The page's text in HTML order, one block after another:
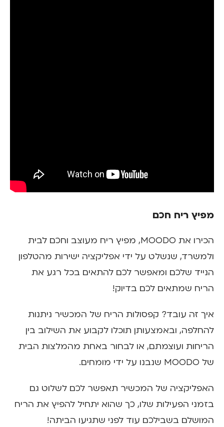
מפיץ ריח חכם
הכירו את MOODO, מפיץ ריח מעוצב וחכם לבית
ולמשרד, שנשלט על ידי אפליקציה ישירות מהטלפון
הנייד שלכם ומאפשר לכם להתאים בכל רגע את
הריח שמתאים לכם בדיוק!
איך זה עובד? קפסולות הריח של המכשיר ניתנות
להחלפה, ובאמצעותן תוכלו לקבוע את השילוב בין
הריחות ועוצמתם, או לבחור באחת מהמלצות הבית
של MOODO שנבנו על ידי מומחים.
האפליקציה של המכשיר תאפשר לכם לשלוט גם
בזמני הפעילות שלו, כך שהוא יתחיל להפיץ את הריח
המושלם בשבילכם עוד לפני שתגיעו הביתה!